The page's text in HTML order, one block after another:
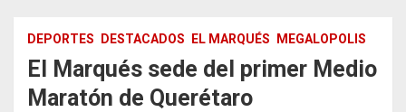
DEPORTES DESTACADOS EL MARQUÉS MEGALOPOLIS
El Marqués sede del primer Medio
Maratón de Querétaro